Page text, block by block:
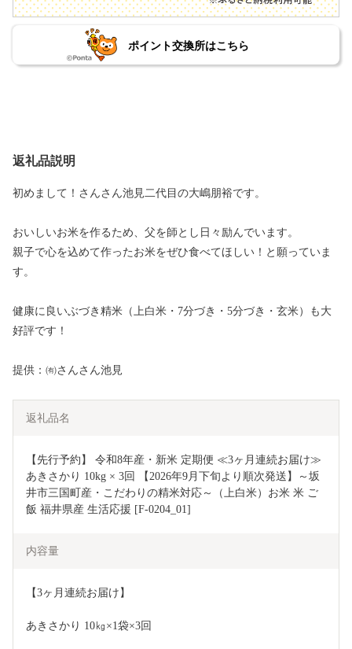
ポイント交換所はこちら
返礼品説明
初めまして！さんさん池見二代目の大嶋朋裕です。
おいしいお米を作るため、父を師とし日々励んでいます。
親子で心を込めて作ったお米をぜひ食べてほしい！と願っていま
す。
健康に良いぶづき精米（上白米・7分づき・5分づき・玄米）も大
好評です！
提供：㈲さんさん池見
返礼品名
【先行予約】 令和8年産・新米 定期便 ≪3ヶ月連続お届け≫
あきさかり 10kg × 3回 【2026年9月下旬より順次発送】～坂
井市三国町産・こだわりの精米対応～（上白米）お米 米 ご
飯 福井県産 生活応援 [F-0204_01]
内容量
【3ヶ月連続お届け】
あきさかり 10㎏×1袋×3回